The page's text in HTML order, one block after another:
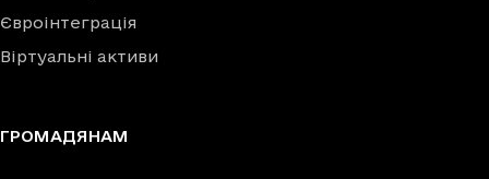
Євроінтеграція
Віртуальні активи
ГРОМАДЯНАМ